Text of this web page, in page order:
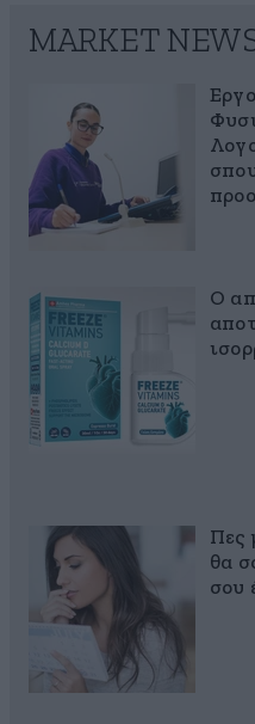
MARKET
Ο
Πες
θα
σου